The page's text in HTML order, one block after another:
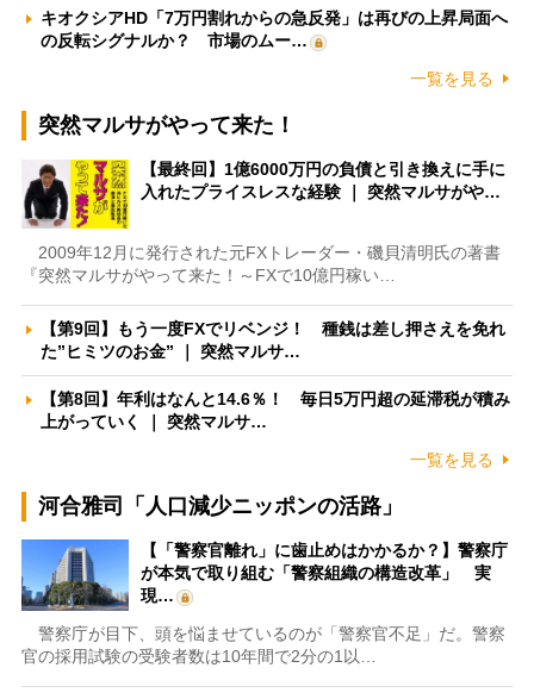
キオクシアHD「7万円割れからの急反発」は再びの上昇局面へ
の反転シグナルか？ 市場のムー…
一覧を見る
突然マルサがやって来た！
【最終回】1億6000万円の負債と引き換えに手に
入れたプライスレスな経験 ｜ 突然マルサがや…
2009年12月に発行された元FXトレーダー・磯貝清明氏の著書
『突然マルサがやって来た！～FXで10億円稼い…
【第9回】もう一度FXでリベンジ！ 種銭は差し押さえを免れ
た”ヒミツのお金” ｜ 突然マルサ…
【第8回】年利はなんと14.6％！ 毎日5万円超の延滞税が積み
上がっていく ｜ 突然マルサ…
一覧を見る
河合雅司「人口減少ニッポンの活路」
【「警察官離れ」に歯止めはかかるか？】警察庁
が本気で取り組む「警察組織の構造改革」 実
現…
警察庁が目下、頭を悩ませているのが「警察官不足」だ。警察
官の採用試験の受験者数は10年間で2分の1以…